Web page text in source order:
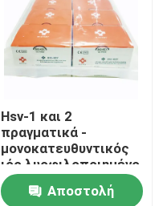
Hsv-1 και 2
πραγματικά -
μονοκατευθυντικός
ιός λυοφιλοποιημένο
PCR 96tests/Kit
χρονικού έρπη
Αποστολή